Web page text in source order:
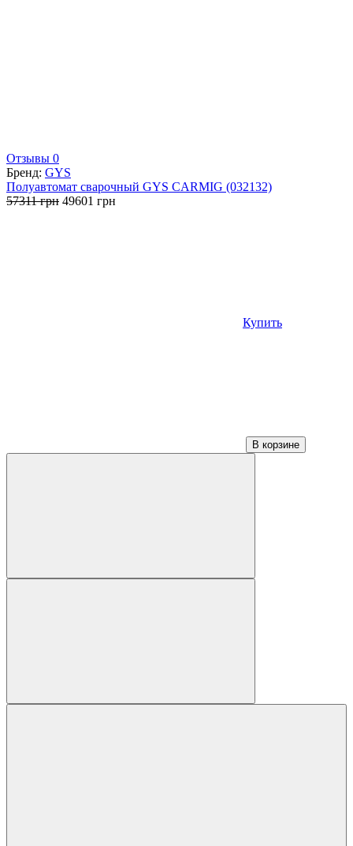
Отзывы 0
Бренд: GYS
Полуавтомат сварочный GYS CARMIG (032132)
57311грн Первоначальная
49601 грн
Купить
В корзине